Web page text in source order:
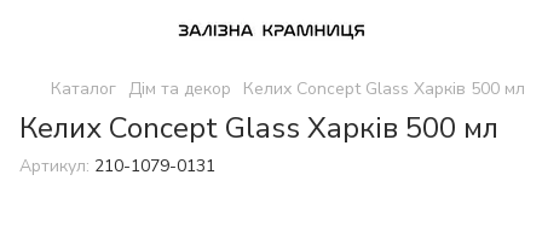
Каталог Дім та декор Келих Concept Glass Харків 500 мл
Келих Concept Glass Харків 500 мл
Артикул: 210-1079-0131